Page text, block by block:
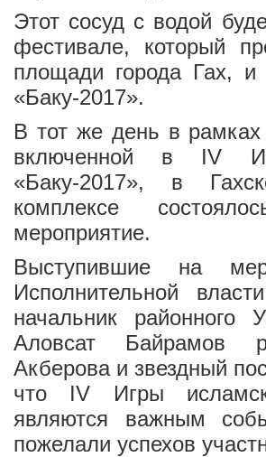
Этот сосуд с водой
фестивале, который
площади города Гах,
«Баку-2017».
В тот же день в
включенной в IV
«Баку-2017», в
комплексе
мероприятие.
Выступившие на
Исполнительной
начальник районного
Аловсат Байрамов
Акберова и звездный
что IV Игры
являются важным
пожелали успехов